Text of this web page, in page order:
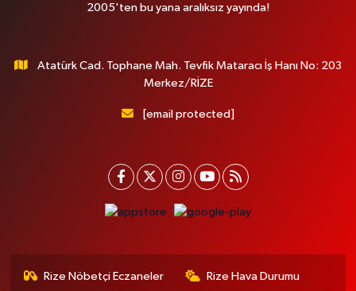
2005'ten bu yana aralıksız yayında!
Atatürk Cad. Tophane Mah. Tevfik Mataracı İş Hanı No: 203
Merkez/RİZE
[email protected]
Rize Nöbetçi Eczaneler Rize Hava Durumu